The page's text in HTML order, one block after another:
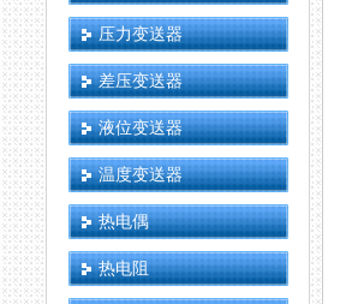
压力变送器
差压变送器
液位变送器
温度变送器
热电偶
热电阻